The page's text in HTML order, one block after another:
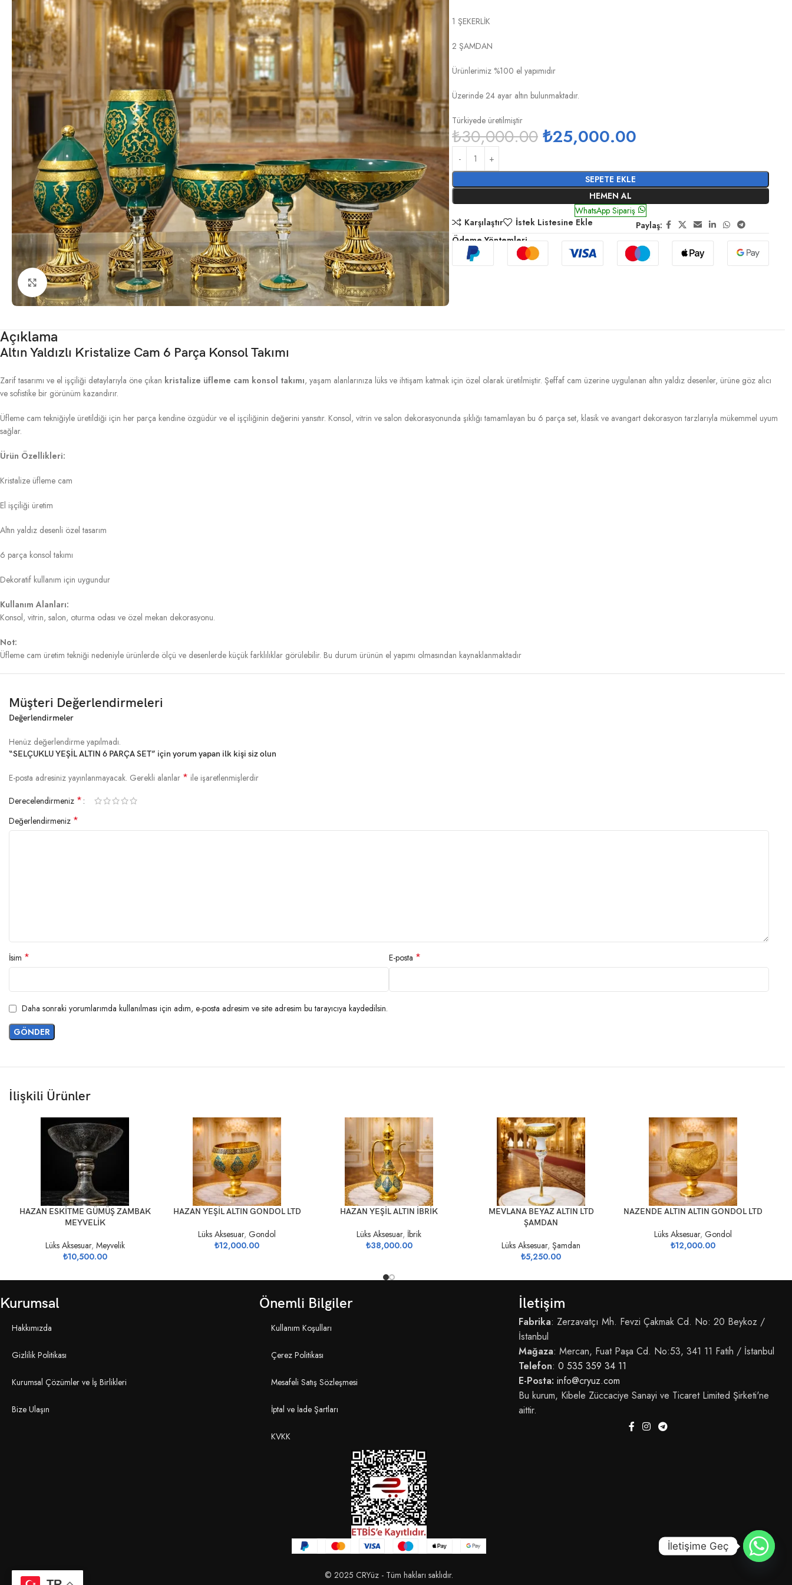
Click to enlarge
1 ŞEKERLİK
2 ŞAMDAN
Ürünlerimiz %100 el yapımıdır
Üzerinde 24 ayar altın bulunmaktadır.
Türkiyede üretilmiştir
₺30,000.00₺25,000.00
SEPETE EKLE
HEMEN AL
WhatsApp Sipariş
Karşılaştır
İstek Listesine Ekle
Paylaş:
Ödeme Yöntemleri
Açıklama
Altın Yaldızlı Kristalize Cam 6 Parça Konsol Takımı
Zarif tasarımı ve el işçiliği detaylarıyla öne çıkan kristalize üfleme cam konsol takımı, yaşam alanlarınıza lüks ve ihtişam katmak için özel olarak üretilmiştir. Şeffaf cam üzerine uygulanan altın yaldız desenler, ürüne göz alıcı
ve sofistike bir görünüm kazandırır.
Üfleme cam tekniğiyle üretildiği için her parça kendine özgüdür ve el işçiliğinin değerini yansıtır. Konsol, vitrin ve salon dekorasyonunda şıklığı tamamlayan bu 6 parça set, klasik ve avangart dekorasyon tarzlarıyla mükemmel uyum
sağlar.
Ürün Özellikleri:
Kristalize üfleme cam
El işçiliği üretim
Altın yaldız desenli özel tasarım
6 parça konsol takımı
Dekoratif kullanım için uygundur
Kullanım Alanları:
Konsol, vitrin, salon, oturma odası ve özel mekan dekorasyonu.
Not:
Üfleme cam üretim tekniği nedeniyle ürünlerde ölçü ve desenlerde küçük farklılıklar görülebilir. Bu durum ürünün el yapımı olmasından kaynaklanmaktadır
Müşteri Değerlendirmeleri
Değerlendirmeler
Henüz değerlendirme yapılmadı.
“SELÇUKLU YEŞİL ALTIN 6 PARÇA SET” için yorum yapan ilk kişi siz olun
E-posta adresiniz yayınlanmayacak. Gerekli alanlar * ile işaretlenmişlerdir
Derecelendirmeniz *
Değerlendirmeniz *
İsim * E-posta *
Daha sonraki yorumlarımda kullanılması için adım, e-posta adresim ve site adresim bu tarayıcıya kaydedilsin.
İlişkili Ürünler
SEPETE EKLE
HAZAN ESKİTME GÜMÜŞ ZAMBAK
MEYVELİK
Lüks Aksesuar, Meyvelik
₺10,500.00
SEPETE EKLE
HAZAN YEŞİL ALTIN GONDOL LTD
Lüks Aksesuar, Gondol
₺12,000.00
SEPETE EKLE
HAZAN YEŞİL ALTIN İBRİK
Lüks Aksesuar, İbrik
₺38,000.00
SEPETE EKLE
MEVLANA BEYAZ ALTIN LTD
ŞAMDAN
Lüks Aksesuar, Şamdan
₺5,250.00
SEPETE EKLE
NAZENDE ALTIN ALTIN GONDOL LTD
Lüks Aksesuar, Gondol
₺12,000.00
Kurumsal Önemli Bilgiler İletişim
Hakkımızda
Gizlilik Politikası
Kurumsal Çözümler ve İş Birlikleri
Bize Ulaşın
Kullanım Koşulları
Çerez Politikası
Mesafeli Satış Sözleşmesi
İptal ve İade Şartları
KVKK
Fabrika: Zerzavatçı Mh. Fevzi Çakmak Cd. No: 20 Beykoz /
İstanbul
Mağaza: Mercan, Fuat Paşa Cd. No:53, 341 11 Fatih / İstanbul
Telefon: 0 535 359 34 11
E-Posta: info@cryuz.com
Bu kurum, Kibele Züccaciye Sanayi ve Ticaret Limited Şirketi'ne
aittir.
© 2025 CRYüz - Tüm hakları saklıdır.
İletişime Geç